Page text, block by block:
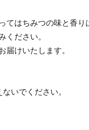
てはちみつの味と香り
ください。
届けいたします。
いでください。